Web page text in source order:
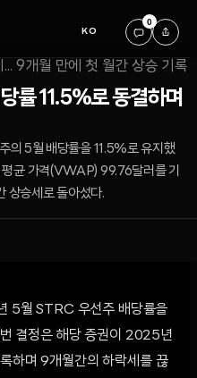
KO
0
률 11.5%로 동결하며
5월 배당률을 11.5%로 유지했
균 가격(VWAP) 99.76달러를 기
상승세로 돌아섰다.
월 STRC 우선주 배당률을
결정은 해당 증권이 2025년
하며 9개월간의 하락세를 끊